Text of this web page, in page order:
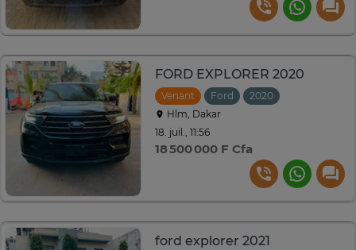
FORD EXPLORER 2020
Venant Ford 2020
Hlm, Dakar
18. juil., 11:56
18 500 000 F Cfa
ford explorer 2021